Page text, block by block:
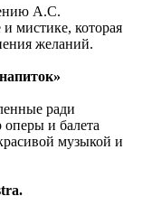
А.С.
мистике, которая
желаний.
ради
и балета
музыкой и